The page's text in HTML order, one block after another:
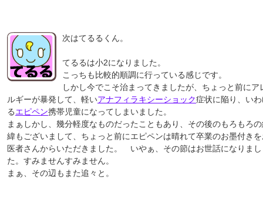
次はてるるくん。
てるるは小2になりました。
こっちも比較的順調に行っている感じです。
しかし今でこそ治まってきましたが、ちょっと前にア
ルギーが暴発して、軽いアナフィラキシーショック症状に陥り、い
るエピペン携帯児童になってしまいました。
まぁしかし、幾分軽度なものだったこともあり、その後のもろもろ
緯もございまして、ちょっと前にエピペンは晴れて卒業のお墨付き
医者さんからいただきました。 いやぁ、その節はお世話になりまし
た。すみませんすみません。
まぁ、その辺もまた追々と。